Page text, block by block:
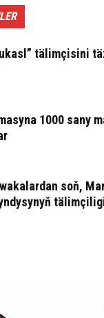
tälimçisini
1000 sany
soň,